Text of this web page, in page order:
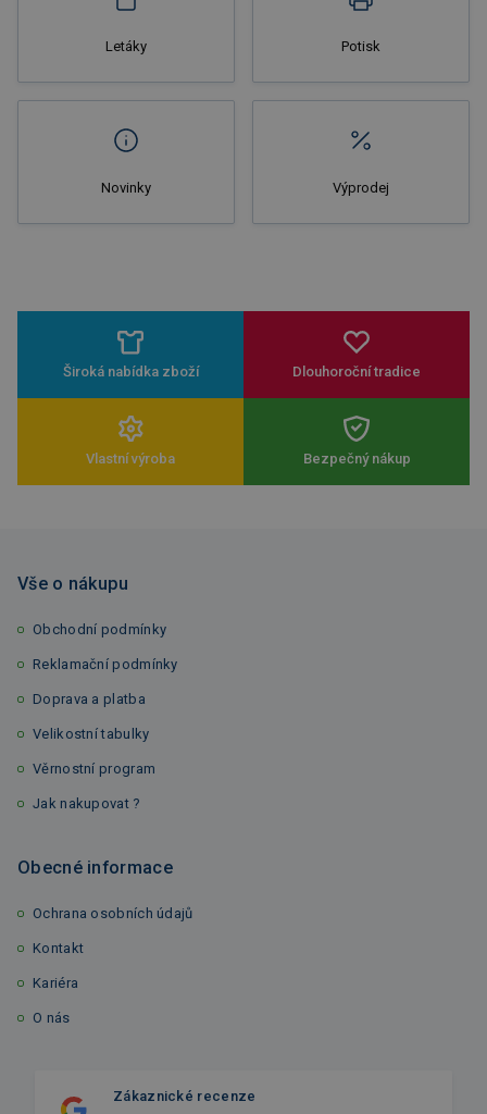
Letáky Potisk
Novinky Výprodej
Široká nabídka zboží Dlouhoroční tradice
Vlastní výroba Bezpečný nákup
Vše o nákupu
Obchodní podmínky
Reklamační podmínky
Doprava a platba
Velikostní tabulky
Věrnostní program
Jak nakupovat ?
Obecné informace
Ochrana osobních údajů
Kontakt
Kariéra
O nás
Zákaznické recenze